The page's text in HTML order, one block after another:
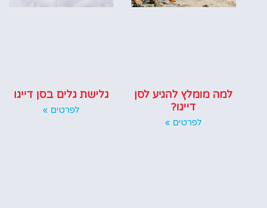
למה מומלץ להגיע לסן
דייגו?
לפרטים »
גלישת גלים בסן דייגו
לפרטים »